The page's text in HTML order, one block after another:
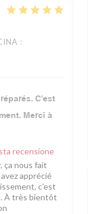
:
C'est
Merci à
recensione
ça nous fait
apprécié
c'est
À très bientôt